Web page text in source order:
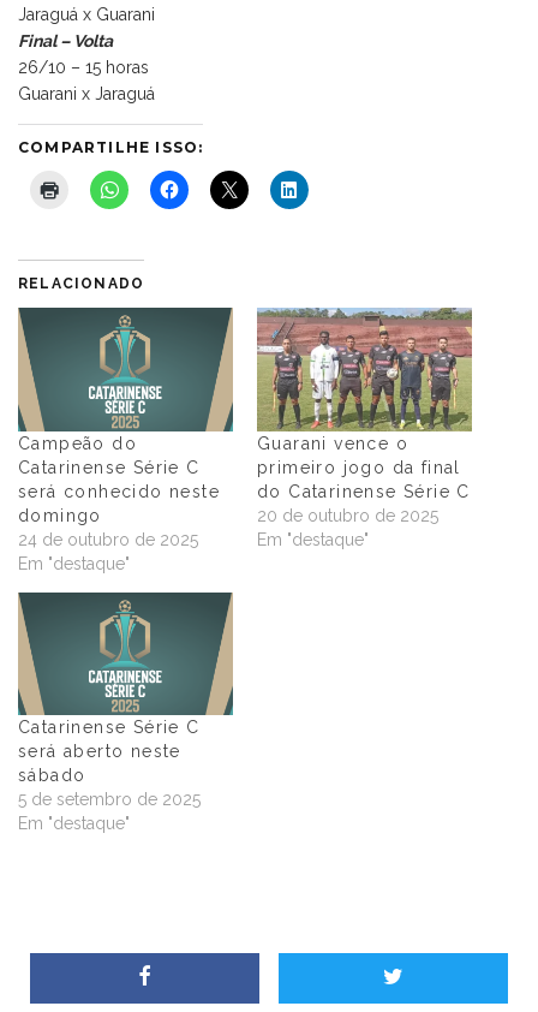
Jaraguá x Guarani
Final – Volta
26/10 – 15 horas
Guarani x Jaraguá
COMPARTILHE ISSO:
RELACIONADO
Campeão do
Catarinense Série C
será conhecido neste
domingo
24 de outubro de 2025
Em "destaque"
Guarani vence o
primeiro jogo da final
do Catarinense Série C
20 de outubro de 2025
Em "destaque"
Catarinense Série C
será aberto neste
sábado
5 de setembro de 2025
Em "destaque"